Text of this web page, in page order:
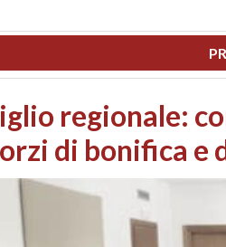
tra Lucoli,
controllo,